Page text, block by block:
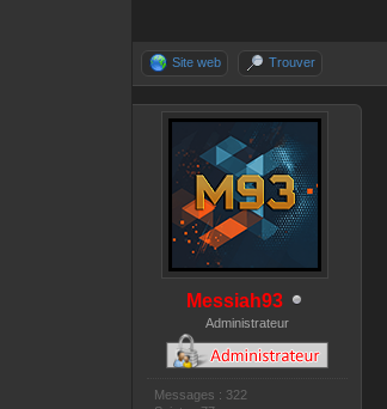
Site web Trouver
Messiah93
Administrateur
Messages : 322